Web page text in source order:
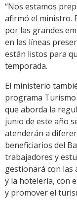
“Nos estamos
afirmó el ministro.
por las grandes
en las líneas
están listos para
temporada.
El ministerio
programa Turismo
que aborda la
junio de este año
atenderán a
beneficiarios del
trabajadores y
gestionará con las
y la hotelería, con
y promover el